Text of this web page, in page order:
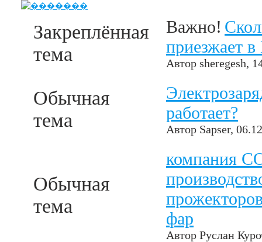
Закреплённая
тема
Важно!
приезжает
Автор sheregesh,
Обычная
тема
работает?
Автор Sapser,
Обычная
тема
компания
фар
Автор Руслан